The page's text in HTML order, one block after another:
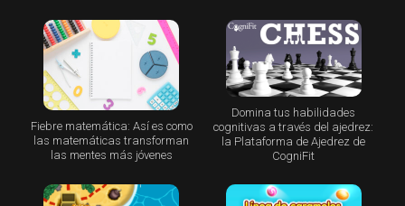
Fiebre matemática: Así es como
las matemáticas transforman
las mentes más jóvenes
Domina tus habilidades
cognitivas a través del ajedrez:
la Plataforma de Ajedrez de
CogniFit